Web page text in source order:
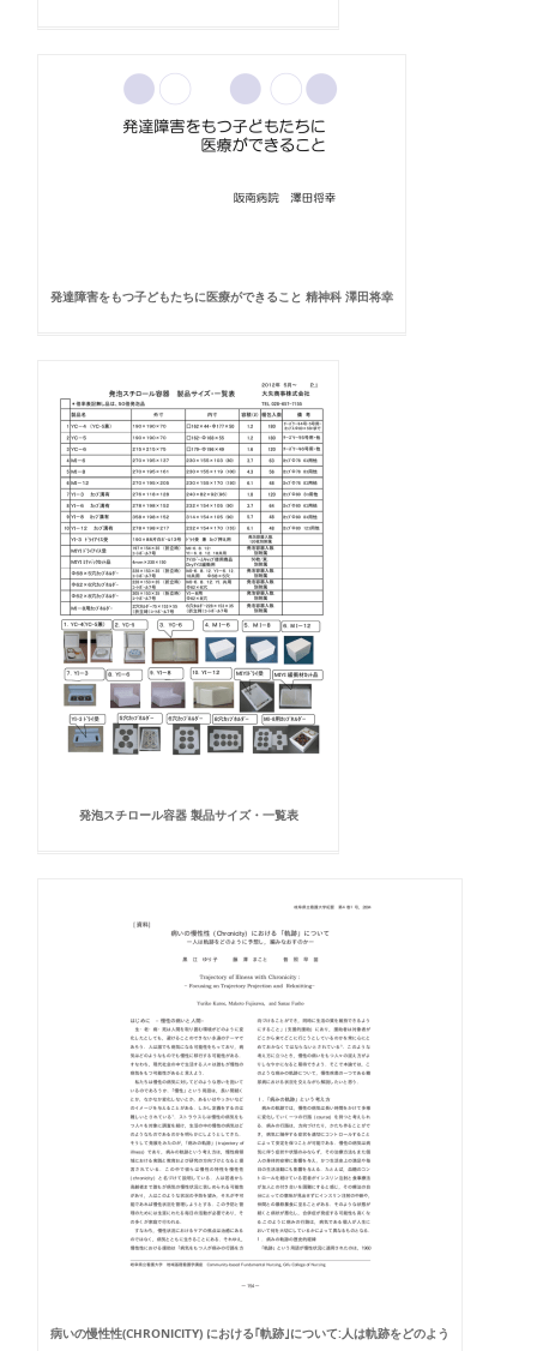
発達障害をもつ子どもたちに医療ができること 精神科 澤田将幸
発泡スチロール容器 製品サイズ・一覧表
病いの慢性性(CHRONICITY) における｢軌跡｣について:人は軌跡をどのよう